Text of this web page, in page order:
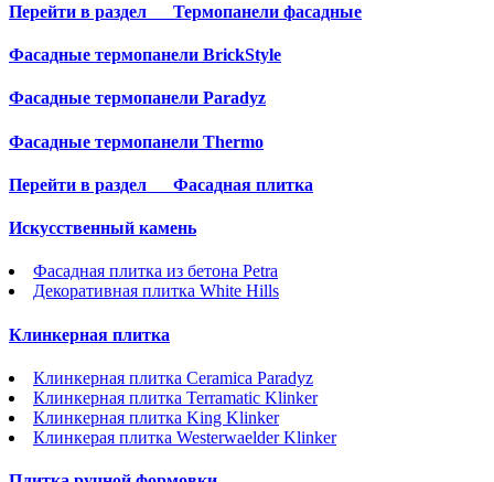
Перейти в раздел Термопанели фасадные
Фасадные термопанели BrickStyle
Фасадные термопанели Paradyz
Фасадные термопанели Thermo
Перейти в раздел Фасадная плитка
Искусственный камень
Фасадная плитка из бетона Petra
Декоративная плитка White Hills
Клинкерная плитка
Клинкерная плитка Ceramica Paradyz
Клинкерная плитка Terramatic Klinker
Клинкерная плитка King Klinker
Клинкерая плитка Westerwaelder Klinker